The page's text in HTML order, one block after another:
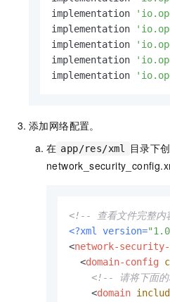
implementation
implementation
implementation
implementation
implementation
添加网络配置。
在 app/res/xml
目录下
<!-- 查看文件完整
<?xml version=
<network-
<domain-config
<!-- 请将下面的
<domain